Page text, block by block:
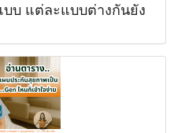
บ แต่ละแบบต่างกันยัง